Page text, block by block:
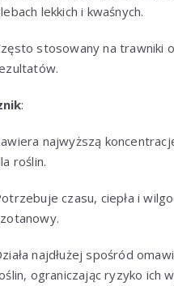
lekkich i kwaśnych.
stosowany na trawniki
:
najwyższą
roślin.
czasu, ciepła i
najdłużej spośród
ograniczając ryzyko ich